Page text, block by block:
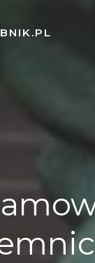
content